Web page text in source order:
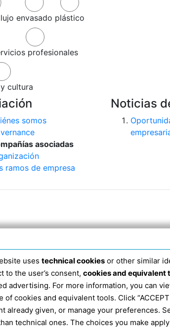
envasado plástico
profesionales
cultura
somos
asociadas
ramos de empresa
Noticias
social 40124 Bolonia, Via San
DE ENERO DE 2019 EL CÓDIGO
uses technical cookies or other similar
to the user’s consent, cookies and equivalent
advertising. For more information, you can
of cookies and equivalent tools. Click
already given, or manage your preferences.
technical ones. The choices you make